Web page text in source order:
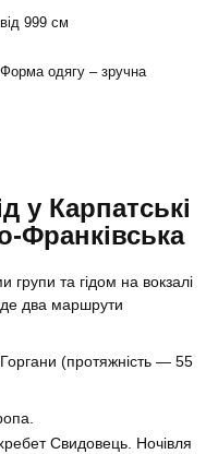
від 999 см
Форма одягу – зручна
у Карпатські
Франківська
групи та гідом на вокзалі
два маршрути
(протяжність — 55
Свидовець. Ночівля